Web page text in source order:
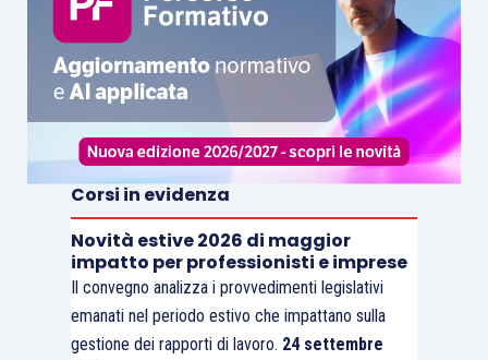
Corsi in evidenza
Novità estive 2026 di maggior
impatto per professionisti e imprese
Il convegno analizza i provvedimenti legislativi
emanati nel periodo estivo che impattano sulla
gestione dei rapporti di lavoro. 24 settembre